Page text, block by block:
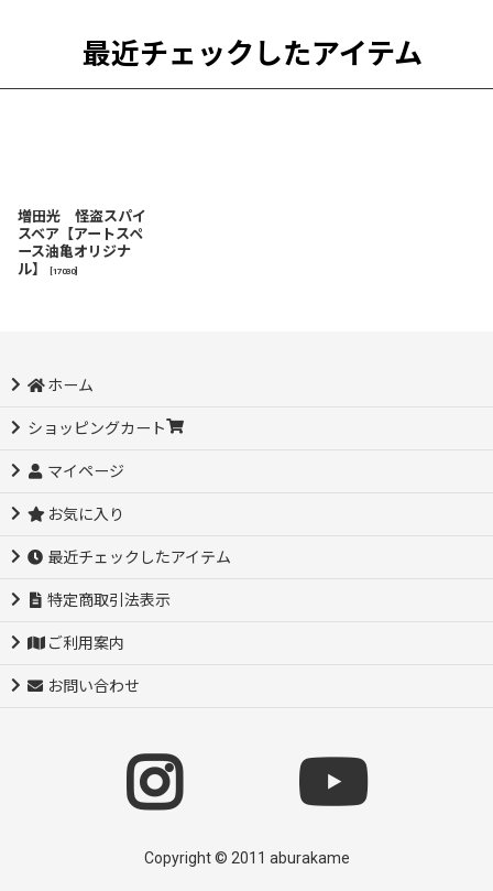
最近チェックしたアイテム
増田光 怪盗スパイ
スベア【アートスペ
ース油亀オリジナ
ル】
17030]
ホーム
ショッピングカート
マイページ
お気に入り
最近チェックしたアイテム
特定商取引法表示
ご利用案内
お問い合わせ
Copyright © 2011 aburakame